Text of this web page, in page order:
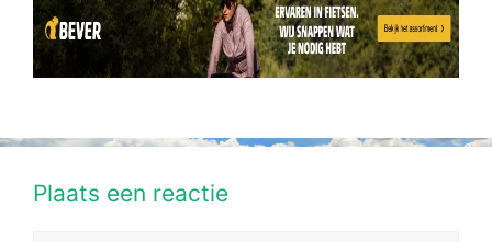
Plaats een reactie